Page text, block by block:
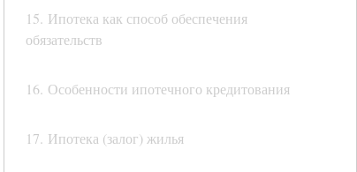
15. Ипотека как способ обеспечения
обязательств
16. Особенности ипотечного кредитования
17. Ипотека (залог) жилья